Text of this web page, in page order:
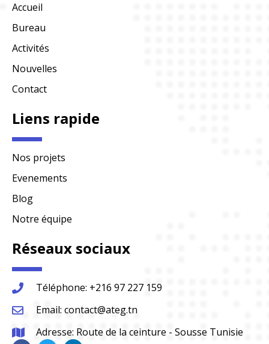
Accueil
Bureau
Activités
Nouvelles
Contact
Liens rapide
Nos projets
Evenements
Blog
Notre équipe
Réseaux sociaux
Téléphone: +216 97 227 159
Email: contact@ateg.tn
Adresse: Route de la ceinture - Sousse Tunisie